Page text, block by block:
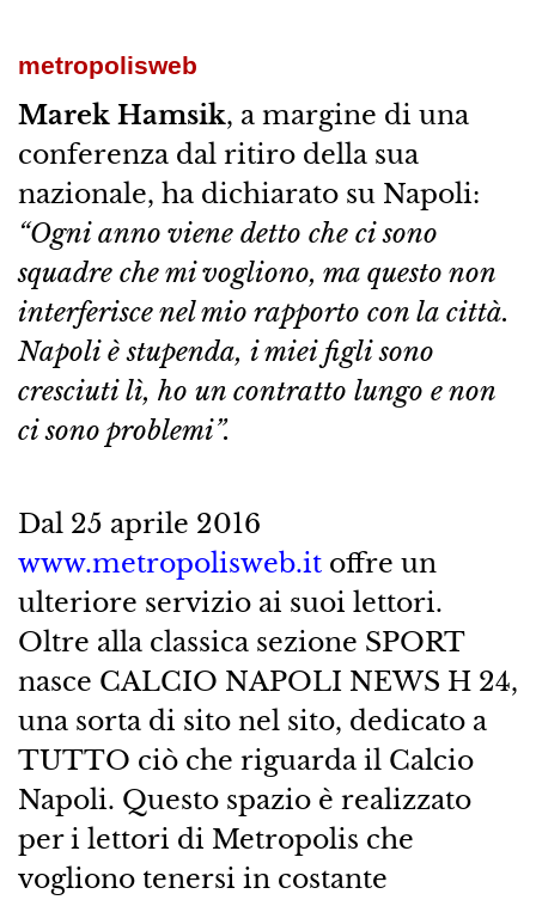
metropolisweb
Marek Hamsik, a margine di una
conferenza dal ritiro della sua
nazionale, ha dichiarato su Napoli:
“Ogni anno viene detto che ci sono
squadre che mi vogliono, ma questo non
interferisce nel mio rapporto con la città.
Napoli è stupenda, i miei figli sono
cresciuti lì, ho un contratto lungo e non
ci sono problemi”.
Dal 25 aprile 2016
www.metropolisweb.itoffre un
ulteriore servizio ai suoi lettori.
Oltre alla classica sezione SPORT
nasce CALCIO NAPOLI NEWS H 24,
una sorta di sito nel sito, dedicato a
TUTTO ciò che riguarda il Calcio
Napoli. Questo spazio è realizzato
per i lettori di Metropolis che
vogliono tenersi in costante